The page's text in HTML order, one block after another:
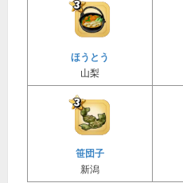
ほうとう
山梨
笹団子
新潟